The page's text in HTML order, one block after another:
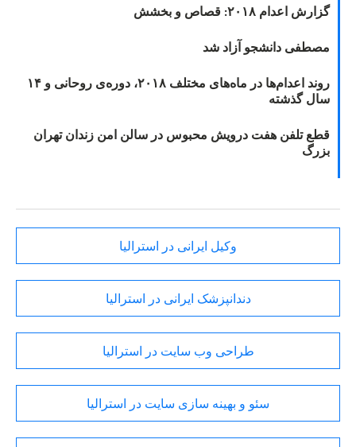
گزارش اعدام ۲۰۱۸: قصاص و بخشش
مصطفی دانشجو آزاد شد
روند اعدام‌ها در ماه‌های مختلف ۲۰۱۸، دوره‌ی روحانی و ۱۴
سال گذشته
قطع تلفن هفت درویش محبوس در سالن امن زندان تهران
بزرگ
وکیل ایرانی در استرالیا
دندانپزشک ایرانی در استرالیا
طراحی وب سایت در استرالیا
سئو و بهینه سازی سایت در استرالیا